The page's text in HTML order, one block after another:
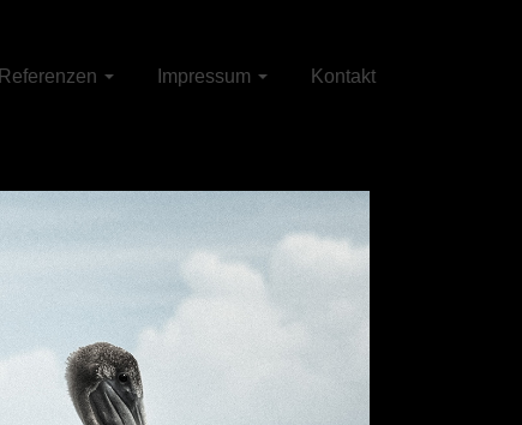
Referenzen Impressum Kontakt